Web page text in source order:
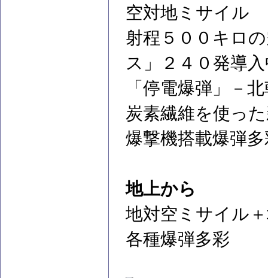
空対地ミサイル
射程５００キロ
ス」２４０発導
「停電爆弾」－
炭素繊維を使っ
爆撃機搭載爆弾
地上から
地対空ミサイル
各種爆弾多彩